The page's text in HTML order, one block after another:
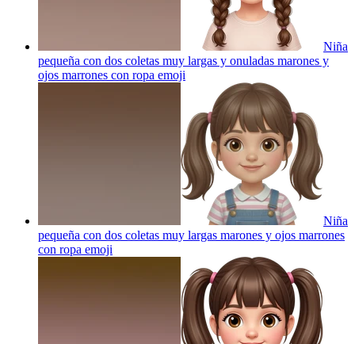
Niña
pequeña con dos coletas muy largas y onuladas marones y
ojos marrones con ropa emoji
Niña
pequeña con dos coletas muy largas marones y ojos marrones
con ropa emoji